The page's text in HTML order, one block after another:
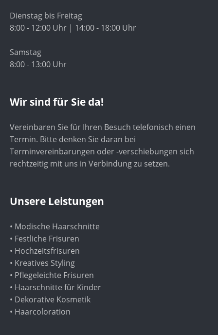
Dienstag bis Freitag
8:00 - 12:00 Uhr | 14:00 - 18:00 Uhr
Samstag
8:00 - 13:00 Uhr
Wir sind für Sie da!
Vereinbaren Sie für Ihren Besuch telefonisch einen
Termin. Bitte denken Sie daran bei
Terminvereinbarungen oder -verschiebungen sich
rechtzeitig mit uns in Verbindung zu setzen.
Unsere Leistungen
• Modische Haarschnitte
• Festliche Frisuren
• Hochzeitsfrisuren
• Kreatives Styling
• Pflegeleichte Frisuren
• Haarschnitte für Kinder
• Dekorative Kosmetik
• Haarcoloration